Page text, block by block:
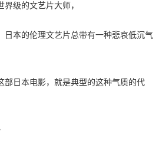
级的文艺片大师，
日本的伦理文艺片总带有一种悲哀低沉气
部日本电影，就是典型的这种气质的代